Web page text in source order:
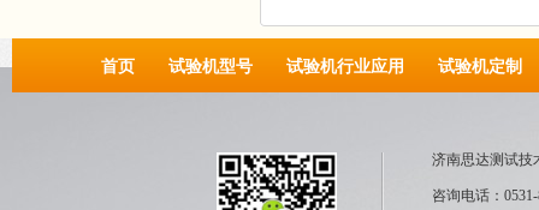
首页 试验机型号 试验机行业应用 试验机定制
济南思达测试技
咨询电话：